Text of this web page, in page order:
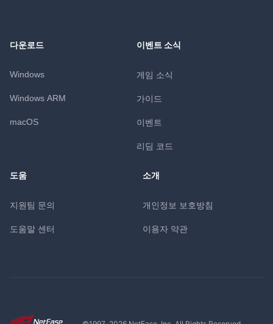
다운로드
Windows
Windows ARM
macOS
이벤트 소식
게임 소식
가이드
이벤트
리딤 코드
도움
지원팀 문의
도움말 센터
소개
개인정보 보호방침
이용자 약관